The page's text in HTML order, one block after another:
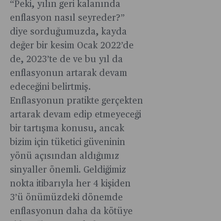
“Peki, yılın geri kalanında
enflasyon nasıl seyreder?”
diye sorduğumuzda, kayda
değer bir kesim Ocak 2022’de
de, 2023’te de ve bu yıl da
enflasyonun artarak devam
edeceğini belirtmiş.
Enflasyonun pratikte gerçekten
artarak devam edip etmeyeceği
bir tartışma konusu, ancak
bizim için tüketici güveninin
yönü açısından aldığımız
sinyaller önemli. Geldiğimiz
nokta itibarıyla her 4 kişiden
3’ü önümüzdeki dönemde
enflasyonun daha da kötüye